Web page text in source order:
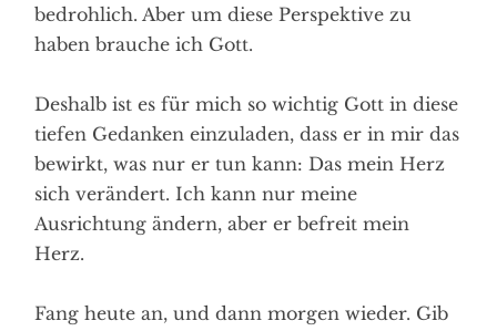
bedrohlich. Aber um diese Perspektive zu
haben brauche ich Gott.
Deshalb ist es für mich so wichtig Gott in diese
tiefen Gedanken einzuladen, dass er in mir das
bewirkt, was nur er tun kann: Das mein Herz
sich verändert. Ich kann nur meine
Ausrichtung ändern, aber er befreit mein
Herz.
Fang heute an, und dann morgen wieder. Gib